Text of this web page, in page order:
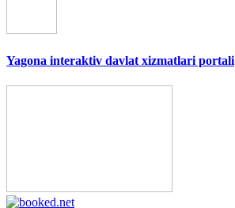
Yagona interaktiv davlat xizmatlari portali